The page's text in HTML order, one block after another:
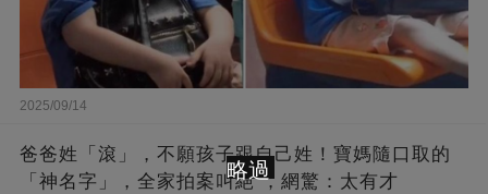
2025/09/14
爸爸姓「滾」，不願孩子跟自己姓！寶媽隨口取的
「神名字」，全家拍案叫絕 ，網驚：太有才
略過